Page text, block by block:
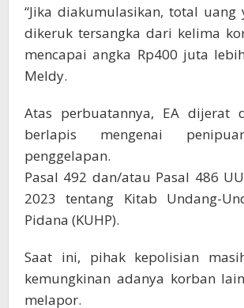
“Jika diakumulasikan, total uang
dikeruk tersangka dari kelima
mencapai angka Rp400 juta
Meldy.
Atas perbuatannya, EA dijerat
berlapis mengenai
penggelapan.
Pasal 492 dan/atau Pasal 486
2023 tentang Kitab Undang-
Pidana (KUHP).
Saat ini, pihak kepolisian
kemungkinan adanya korban
melapor.